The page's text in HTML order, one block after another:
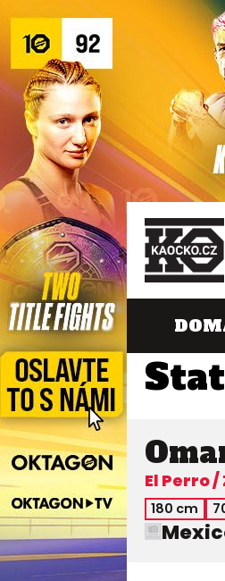
El Perro
180 cm